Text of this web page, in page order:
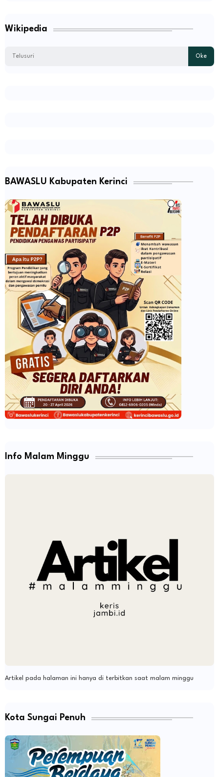
Wikipedia
BAWASLU Kabupaten Kerinci
Info Malam Minggu
Artikel pada halaman ini hanya di terbitkan saat malam minggu
Kota Sungai Penuh